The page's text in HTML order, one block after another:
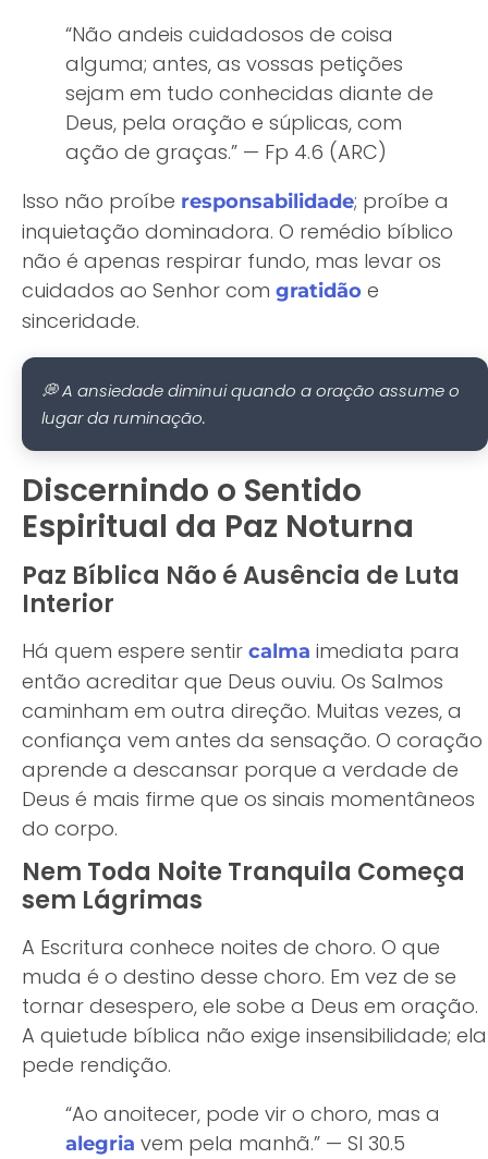
“Não andeis cuidadosos de coisa
alguma; antes, as vossas petições
sejam em tudo conhecidas diante de
Deus, pela oração e súplicas, com
ação de graças.” — Fp 4.6 (ARC)
Isso não proíbe responsabilidade; proíbe a
inquietação dominadora. O remédio bíblico
não é apenas respirar fundo, mas levar os
cuidados ao Senhor com gratidão e
sinceridade.
💭 A ansiedade diminui quando a oração assume o
lugar da ruminação.
Discernindo o Sentido
Espiritual da Paz Noturna
Paz Bíblica Não é Ausência de Luta
Interior
Há quem espere sentir calma imediata para
então acreditar que Deus ouviu. Os Salmos
caminham em outra direção. Muitas vezes, a
confiança vem antes da sensação. O coração
aprende a descansar porque a verdade de
Deus é mais firme que os sinais momentâneos
do corpo.
Nem Toda Noite Tranquila Começa
sem Lágrimas
A Escritura conhece noites de choro. O que
muda é o destino desse choro. Em vez de se
tornar desespero, ele sobe a Deus em oração.
A quietude bíblica não exige insensibilidade; ela
pede rendição.
“Ao anoitecer, pode vir o choro, mas a
alegria vem pela manhã.” — Sl 30.5